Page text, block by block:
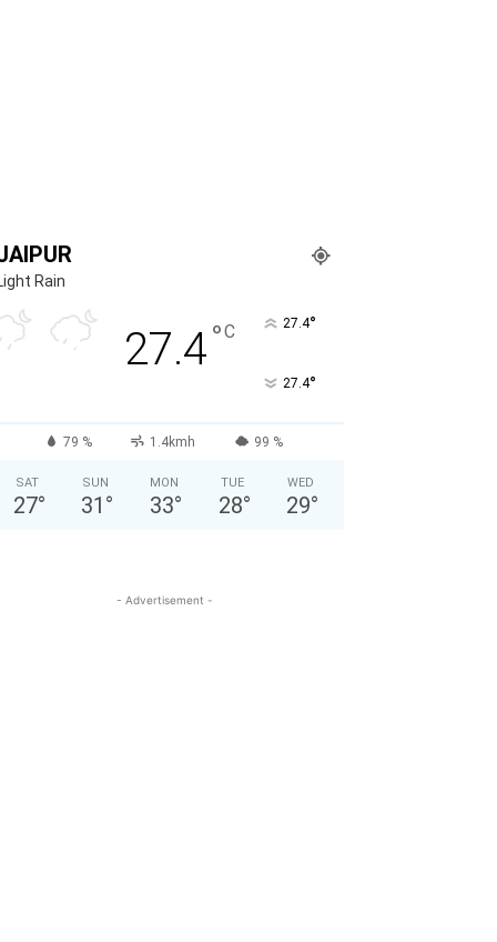
Rain
27.4°C 27.4°
27.4°
79 % 1.4kmh 99 %
SAT
27°
SUN
31 °
MON
33°
TUE
28°
WED
29°
- Advertisement -